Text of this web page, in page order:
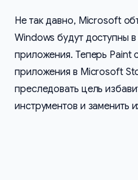
Не так давно, Microsoft
Windows будут доступны в
приложения. Теперь Paint
приложения в Microsoft
преследовать цель
инструментов и заменить